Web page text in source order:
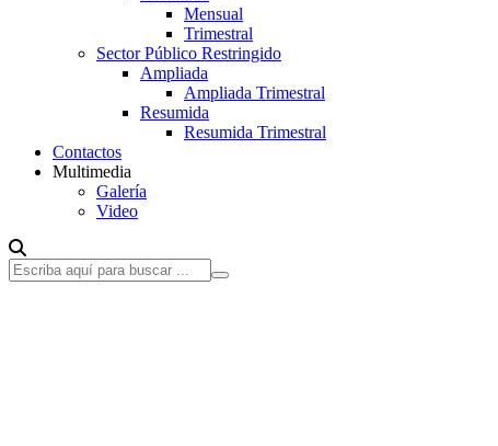
Mensual
Trimestral
Sector Público Restringido
Ampliada
Ampliada Trimestral
Resumida
Resumida Trimestral
Contactos
Multimedia
Galería
Video